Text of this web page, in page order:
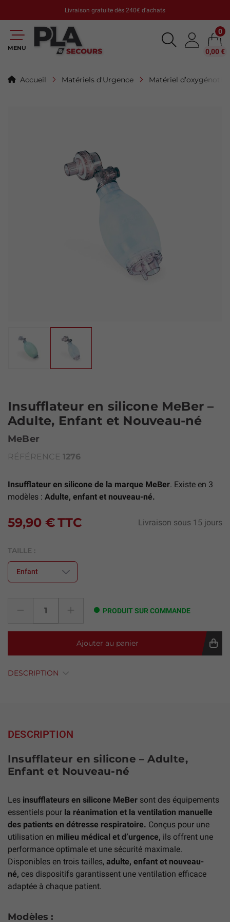
Livraison gratuite dès 240€ d'achats
MENU
0
0,00 €
Accueil Matériels d'Urgence Matériel
Insufflateur en silicone MeBer –
Adulte, Enfant et Nouveau-né
MeBer
RÉFÉRENCE 1276
Insufflateur en silicone de la marque MeBer. Existe en 3
modèles : Adulte, enfant et nouveau-né.
59,90 €TTC Livraison sous 15 jours
TAILLE :
PRODUIT SUR COMMANDE
Ajouter au panier
DESCRIPTION
DESCRIPTION
Insufflateur en silicone – Adulte,
Enfant et Nouveau-né
Les insufflateurs en silicone MeBer sont des équipements
essentiels pour la réanimation et la ventilation manuelle
des patients en détresse respiratoire. Conçus pour une
utilisation en milieu médical et d’urgence, ils offrent une
performance optimale et une sécurité maximale.
Disponibles en trois tailles, adulte, enfant et nouveau-
né, ces dispositifs garantissent une ventilation efficace
adaptée à chaque patient.
Modèles :